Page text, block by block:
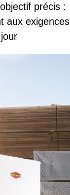
précis :
aux exigences